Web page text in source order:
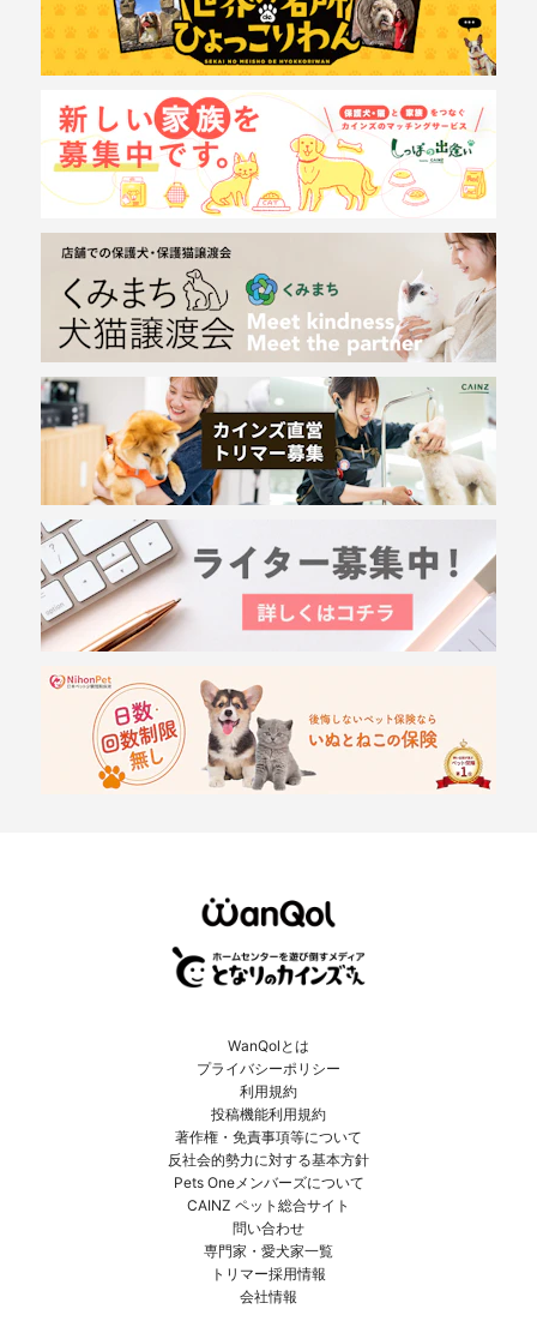
WanQolとは
プライバシーポリシー
利用規約
投稿機能利用規約
著作権・免責事項等について
反社会的勢力に対する基本方針
Pets Oneメンバーズについて
CAINZ ペット総合サイト
問い合わせ
専門家・愛犬家一覧
トリマー採用情報
会社情報